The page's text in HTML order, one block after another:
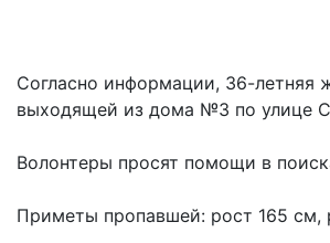
Согласно информации, 36-летняя
выходящей из дома №3 по улице
Волонтеры просят помощи в
Приметы пропавшей: рост 165 см,